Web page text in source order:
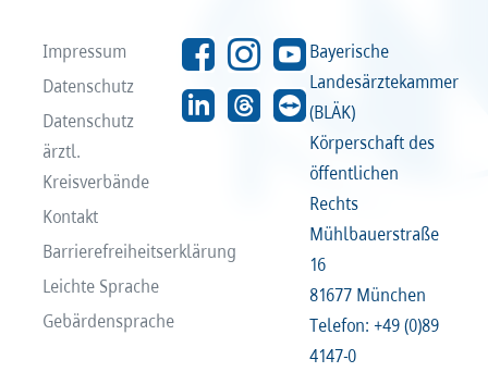
meineBLÄK
meineBLÄK
Impressum
Datenschutz
Datenschutz
ärztl.
Kreisverbände
Kontakt
Barrierefreiheitserklärung
Leichte Sprache
Gebärdensprache
Bayerische
Landesärztekammer
(BLÄK)
Körperschaft des
öffentlichen
Rechts
Mühlbauerstraße
16
81677 München
Telefon: +49 (0)89
4147-0